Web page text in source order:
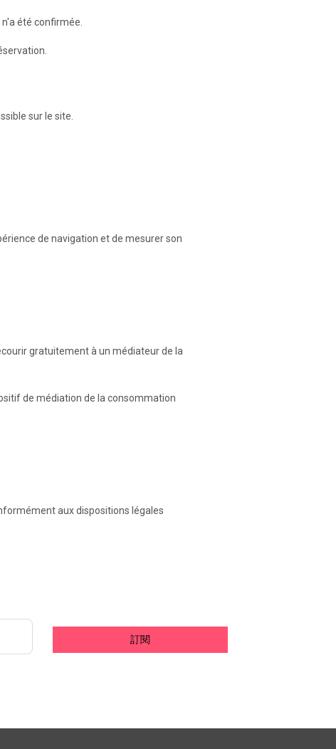
été confirmée.
sur le site.
de navigation et de mesurer son
gratuitement à un médiateur de la
de médiation de la consommation
aux dispositions légales
訂閱